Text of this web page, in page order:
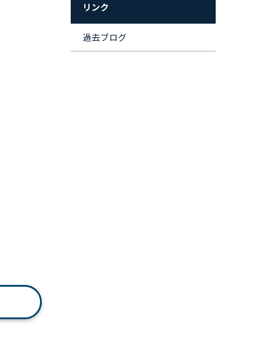
リンク
過去ブログ